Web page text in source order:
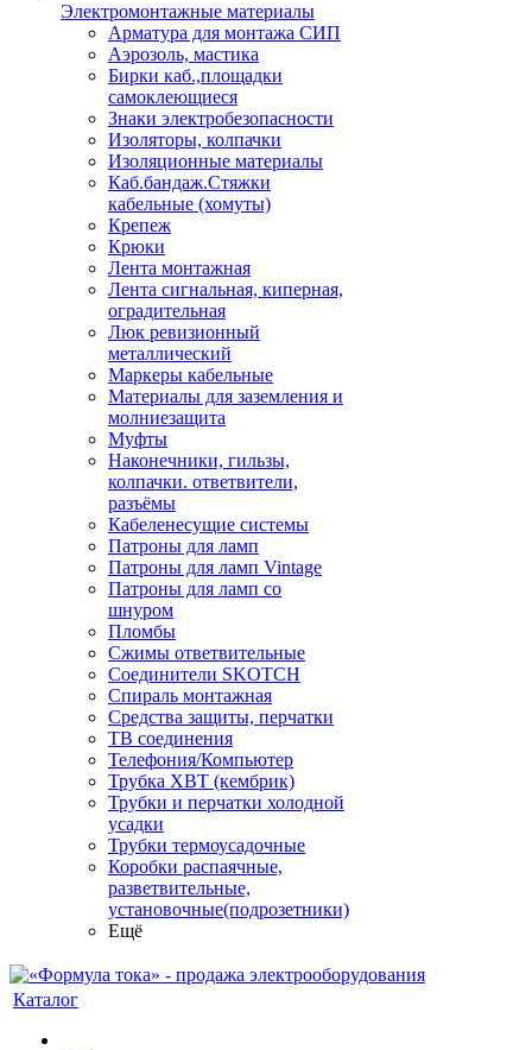
Электромонтажные материалы
Арматура для монтажа СИП
Аэрозоль, мастика
Бирки каб.,площадки
самоклеющиеся
Знаки электробезопасности
Изоляторы, колпачки
Изоляционные материалы
Каб.бандаж.Стяжки
кабельные (хомуты)
Крепеж
Крюки
Лента монтажная
Лента сигнальная, киперная,
оградительная
Люк ревизионный
металлический
Маркеры кабельные
Материалы для заземления и
молниезащита
Муфты
Наконечники, гильзы,
колпачки. ответвители,
разъёмы
Кабеленесущие системы
Патроны для ламп
Патроны для ламп Vintage
Патроны для ламп со
шнуром
Пломбы
Сжимы ответвительные
Соединители SKOTCH
Спираль монтажная
Средства защиты, перчатки
ТВ соединения
Телефония/Компьютер
Трубка ХВТ (кембрик)
Трубки и перчатки холодной
усадки
Трубки термоусадочные
Коробки распаячные,
разветвительные,
установочные(подрозетники)
Ещё
Каталог